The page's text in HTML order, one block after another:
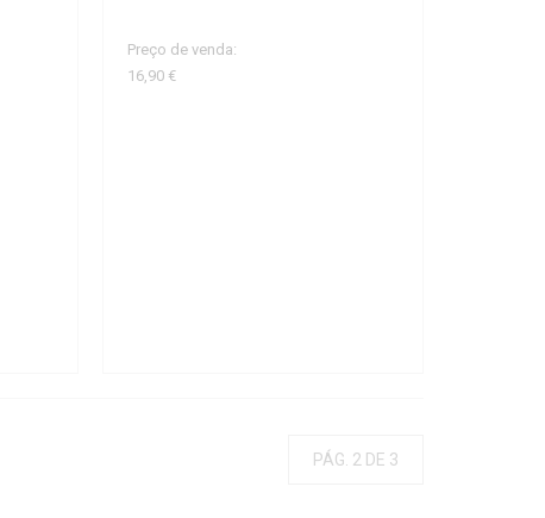
Preço de venda:
16,90 €
PÁG. 2 DE 3